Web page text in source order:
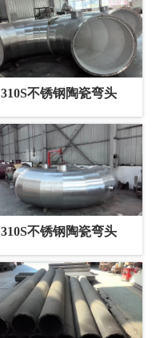
310S不锈钢陶瓷弯头
310S不锈钢陶瓷弯头